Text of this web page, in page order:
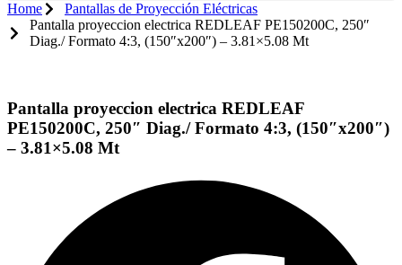
Home
Pantallas de Proyección Eléctricas
Pantalla proyeccion electrica REDLEAF PE150200C, 250″
Diag./ Formato 4:3, (150″x200″) – 3.81×5.08 Mt
Pantalla proyeccion electrica REDLEAF
PE150200C, 250″ Diag./ Formato 4:3, (150″x200″)
– 3.81×5.08 Mt